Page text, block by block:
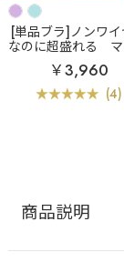
[単品ブラ]ノンワ
なのに超盛れる
イド アクアレース
ワイヤー 超盛ブラ
品ブラジャー
￥3,960
(4)
商品説明